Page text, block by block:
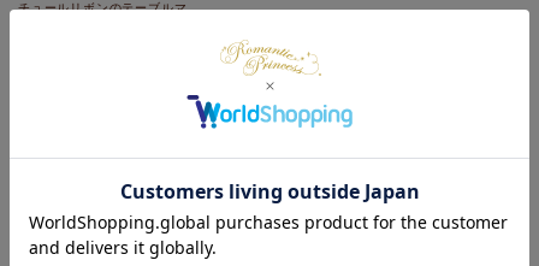
チュールリボンのテーブルマ
チュールリボンが可愛すぎる。ピンクのテーブルマットの上に重ねて使
ってます！テーブルがとても可愛くなりました！
購入者
2025/10/05